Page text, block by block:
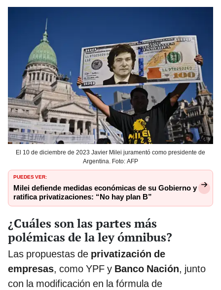
El 10 de diciembre de 2023 Javier Milei juramentó como presidente de
Argentina. Foto: AFP
PUEDES VER:
Milei defiende medidas económicas de su Gobierno y
ratifica privatizaciones: “No hay plan B”
¿Cuáles son las partes más
polémicas de la ley ómnibus?
Las propuestas de privatización de
empresas, como YPF y Banco Nación, junto
con la modificación en la fórmula de